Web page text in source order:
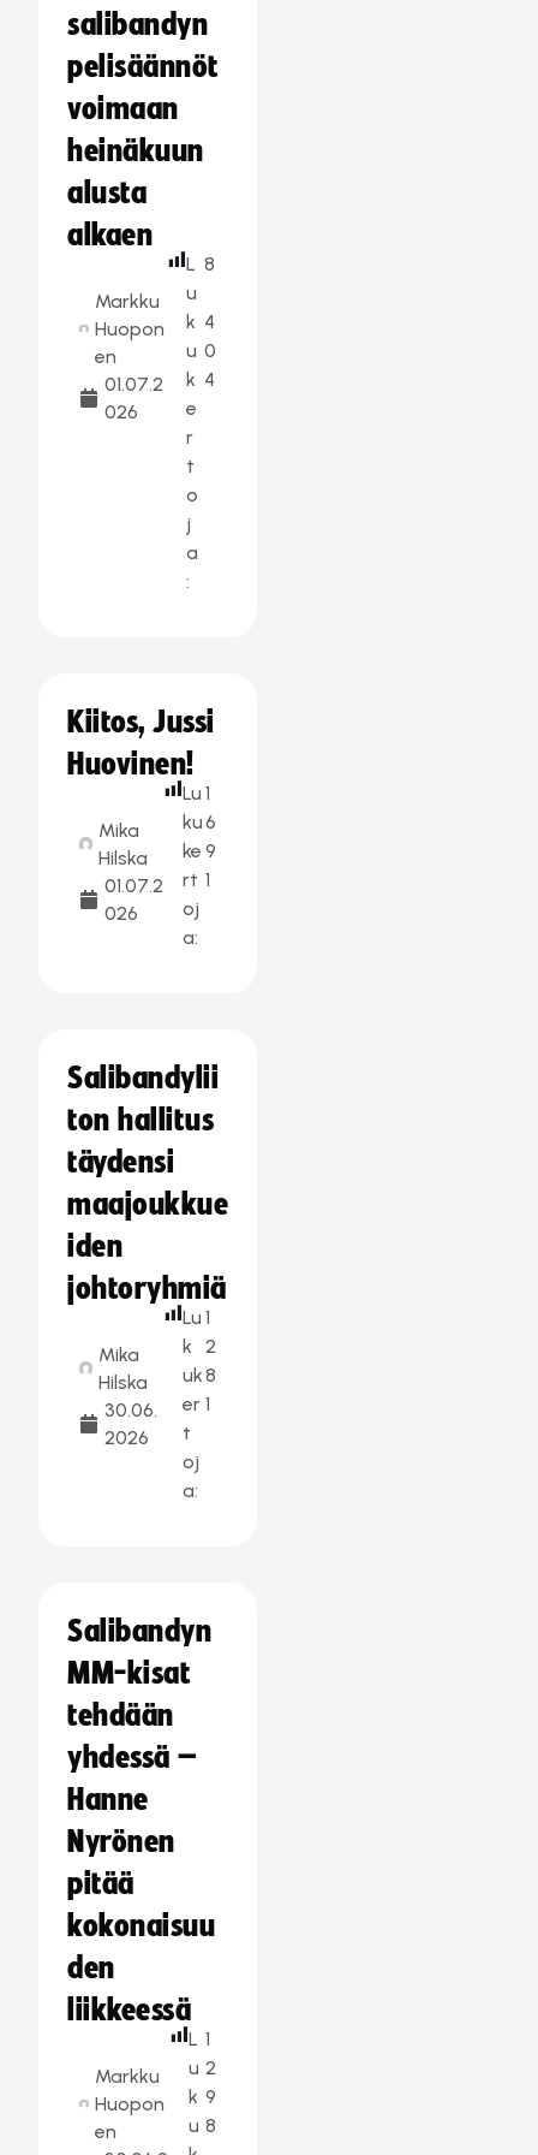
salibandyn
pelisäännöt
voimaan
heinäkuun
alusta
alkaen
Markku
Huopon
en
01.07.2
026
L
u
k
u
k
e
r
t
o
j
a
:
8
4
0
4
Kiitos, Jussi
Huovinen!
Mika
Hilska
01.07.2
026
Lu
ku
ke
rt
oj
a:
1
6
9
1
Salibandylii
ton hallitus
täydensi
maajoukkue
iden
johtoryhmiä
Mika
Hilska
30.06.
2026
Lu
k
uk
er
t
oj
a:
1
2
8
1
Salibandyn
MM-kisat
tehdään
yhdessä –
Hanne
Nyrönen
pitää
kokonaisuu
den
liikkeessä
Markku
Huopon
en
L
u
k
u
1
2
9
8